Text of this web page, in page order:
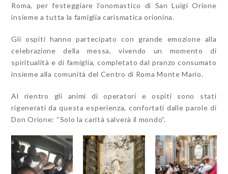
Roma, per festeggiare l’onomastico di San Luigi Orione
insieme a tutta la famiglia carismatica orionina.
Gli ospiti hanno partecipato con grande emozione alla
celebrazione della messa, vivendo un momento di
spiritualità e di famiglia, completato dal pranzo consumato
insieme alla comunità del Centro di Roma Monte Mario.
Al rientro gli animi di operatori e ospiti sono stati
rigenerati da questa esperienza, confortati dalle parole di
Don Orione: “Solo la carità salverà il mondo”.